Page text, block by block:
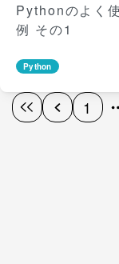
Pythonのよく
例 その1
Python
1